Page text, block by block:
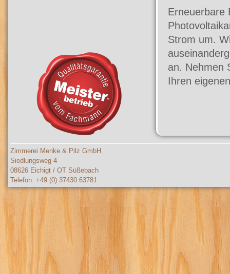
Erneuerbare
Strom um.
an. Nehmen
Ihren
Zimmerei Menke & Pilz GmbH
Siedlungsweg 4
08626 Eichigt / OT Süßebach
Telefon: +49 (0) 37430 63781